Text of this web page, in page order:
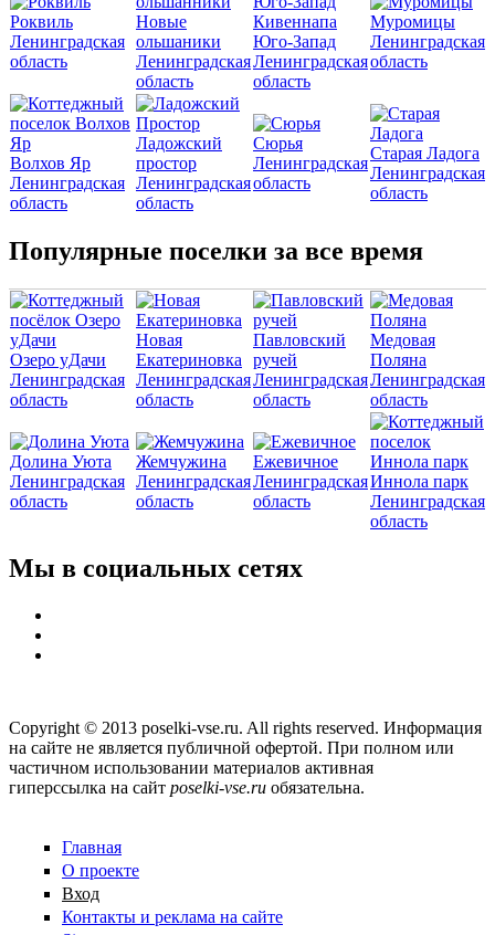
Роквиль
Ленинградская
область
Новые
ольшаники
Ленинградская
область
Кивеннапа
Юго-Запад
Ленинградская
область
Муромицы
Ленинградская
область
Волхов Яр
Ленинградская
область
Ладожский
простор
Ленинградская
область
Сюрья
Ленинградская
область
Старая Ладога
Ленинградская
область
Популярные поселки за все время
Озеро уДачи
Ленинградская
область
Новая
Екатериновка
Ленинградская
область
Павловский
ручей
Ленинградская
область
Медовая
Поляна
Ленинградская
область
Долина Уюта
Ленинградская
область
Жемчужина
Ленинградская
область
Ежевичное
Ленинградская
область
Иннола парк
Ленинградская
область
Мы в социальных сетях
Copyright © 2013 poselki-vse.ru. All rights reserved. Информация
на сайте не является публичной офертой. При полном или
частичном использовании материалов активная
гиперссылка на сайт poselki-vse.ru​ обязательна.
Главная
О проекте
Вход
Контакты и реклама на сайте